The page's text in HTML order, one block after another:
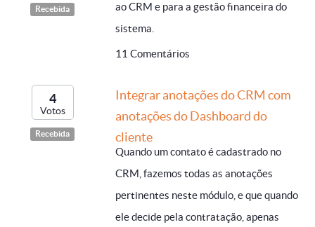
Recebida
ao CRM e para a gestão financeira do
sistema.
11 Comentários
4
Votos
Recebida
Integrar anotações do CRM com
anotações do Dashboard do
cliente
Quando um contato é cadastrado no
CRM, fazemos todas as anotações
pertinentes neste módulo, e que quando
ele decide pela contratação, apenas